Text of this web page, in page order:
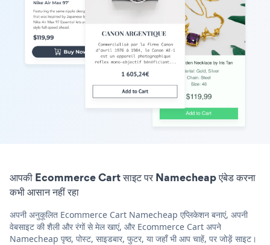
आपकी Ecommerce Cart साइट पर Namecheap एंबेड करना
कभी आसान नहीं रहा
अपनी अनुकूलित Ecommerce Cart Namecheap एप्लिकेशन बनाएं, अपनी
वेबसाइट की शैली और रंगों से मेल खाएं, और Ecommerce Cart अपने
Namecheap पृष्ठ, पोस्ट, साइडबार, फुटर, या जहाँ भी आप चाहें, पर जोड़ें साइट।